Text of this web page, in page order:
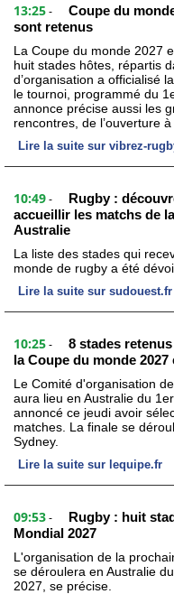
13:25 -
Coupe du
sont retenus
La Coupe du monde 2027
huit stades hôtes, répartis
d’organisation a officialisé
le tournoi, programmé du
annonce précise aussi les
rencontres, de l’ouverture
Lire la suite sur vibrez-
10:49 -
Rugby :
accueillir les matchs de
Australie
La liste des stades qui
monde de rugby a été
Lire la suite sur sudouest.fr
10:25 -
8 stades
la Coupe du monde
Le Comité d'organisation
aura lieu en Australie du
annoncé ce jeudi avoir
matches. La finale se
Sydney.
Lire la suite sur lequipe.fr
09:53 -
Rugby : huit
Mondial 2027
L'organisation de la
se déroulera en Australie
2027, se précise.